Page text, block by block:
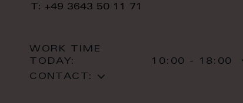
T: +49 3643 50 11 71
WORK TIME
TODAY:
10:00 - 18:00
CONTACT: